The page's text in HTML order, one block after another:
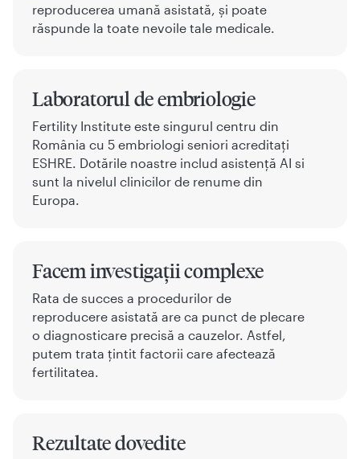
reproducerea umană asistată, și poate
răspunde la toate nevoile tale medicale.
Laboratorul de embriologie
Fertility Institute este singurul centru din
România cu 5 embriologi seniori acreditați
ESHRE. Dotările noastre includ asistență AI si
sunt la nivelul clinicilor de renume din
Europa.
Facem investigații complexe
Rata de succes a procedurilor de
reproducere asistată are ca punct de plecare
o diagnosticare precisă a cauzelor. Astfel,
putem trata țintit factorii care afectează
fertilitatea.
Rezultate dovedite